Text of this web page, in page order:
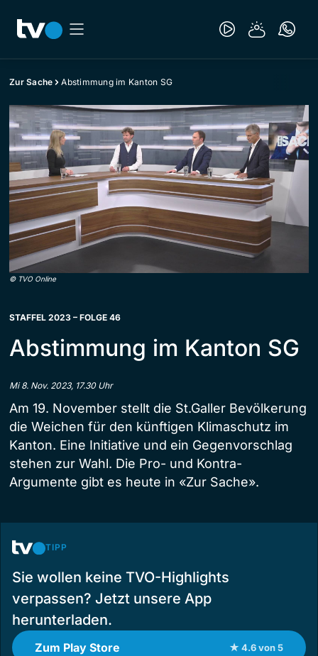
Zur Sache Abstimmung im Kanton SG
© TVO Online
STAFFEL 2023 – FOLGE 46
Abstimmung im Kanton SG
Mi 8. Nov. 2023, 17.30 Uhr
Am 19. November stellt die St.Galler Bevölkerung
die Weichen für den künftigen Klimaschutz im
Kanton. Eine Initiative und ein Gegenvorschlag
stehen zur Wahl. Die Pro- und Kontra-
Argumente gibt es heute in «Zur Sache».
TIPP
Sie wollen keine TVO-Highlights
verpassen? Jetzt unsere App
herunterladen.
Zum Play Store ★ 4.6 von 5